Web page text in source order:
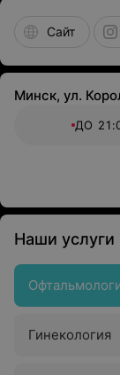
Сайт
Минск, ул.
ДО
Наши услуги
Гинекология